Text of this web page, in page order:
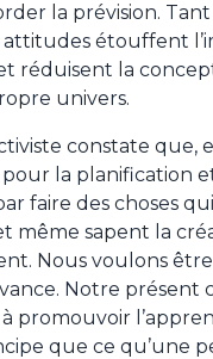
la prévision. Tant
attitudes étouffent
réduisent la
univers.
constate que,
la planification
faire des choses
même sapent la
Nous voulons
Notre présent
promouvoir
que ce qu’une